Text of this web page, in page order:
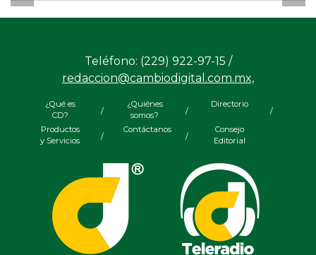
Teléfono: (229) 922-97-15 /
redaccion@cambiodigital.com.mx,
¿Qué es
CD?
/
¿Quiénes
somos?
/
Directorio
/
Productos
y Servicios
/
Contáctanos
/
Consejo
Editorial